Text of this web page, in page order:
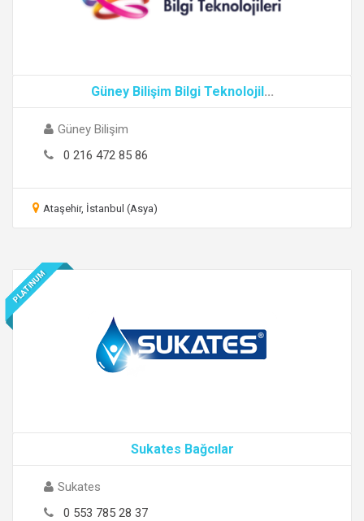
Güney Bilişim Bilgi Teknolojil...
Güney Bilişim
0 216 472 85 86
Ataşehir, İstanbul (Asya)
PLATINUM
Sukates Bağcılar
Sukates
0 553 785 28 37